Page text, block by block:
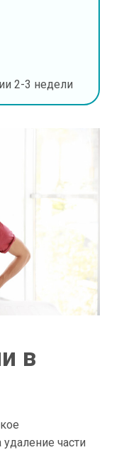
2-3 недели
в
части